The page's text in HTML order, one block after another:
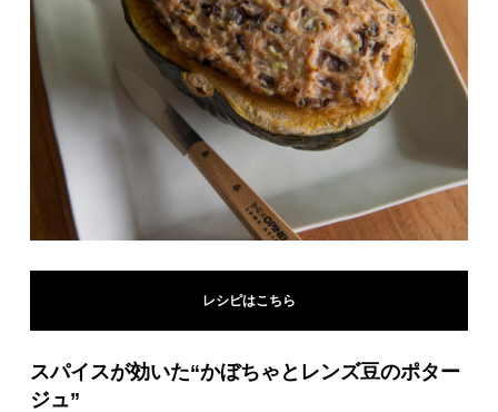
レシピはこちら
スパイスが効いた“かぼちゃとレンズ豆のポター
ジュ”